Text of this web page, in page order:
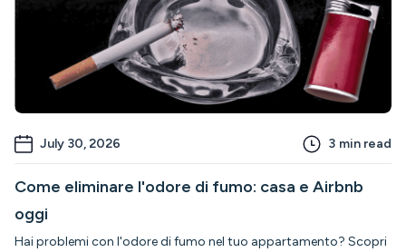
July 30, 2026 3 min read
Come eliminare l'odore di fumo: casa e Airbnb
oggi
Hai problemi con l'odore di fumo nel tuo appartamento? Scopri